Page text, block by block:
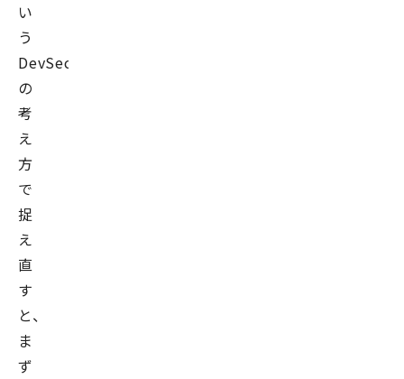
い
う
DevSecOps
の
考
え
方
で
捉
え
直
す
と、
ま
ず